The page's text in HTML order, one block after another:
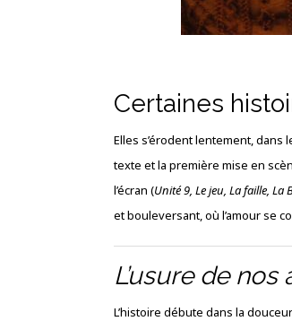
Certaines
Elles s’érodent lentement, dans
texte et la première mise en
l’écran (Unité 9, Le jeu, La faille, La
et bouleversant, où l’amour se
L’usure de nos
L’histoire débute dans la